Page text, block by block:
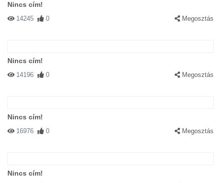
Nincs cím!
14245 0 Megosztás
Nincs cím!
14196 0 Megosztás
Nincs cím!
16976 0 Megosztás
Nincs cím!